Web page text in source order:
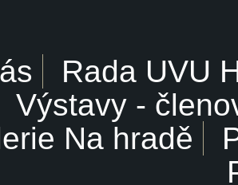
Rada UVU
Výstavy -
Na hradě